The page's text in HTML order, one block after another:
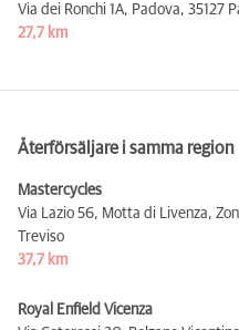
Via dei Ronchi 1A, Padova, 35127
27,7 km
Återförsäljare i samma region
Mastercycles
Via Lazio 56, Motta di Livenza,
Treviso
37,7 km
Royal Enfield Vicenza